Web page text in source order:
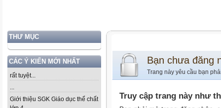
THƯ MỤC
CÁC Ý KIẾN MỚI NHẤT
rất tuyệt...
...
Giới thiệu SGK Giáo dục thể chất
Bạn chưa đăng
Trang này yêu cầu bạn
Truy cập trang này như